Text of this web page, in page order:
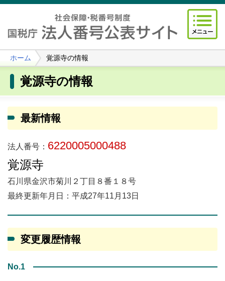
ホーム 覚源寺の情報
覚源寺の情報
最新情報
法人番号： 6220005000488
覚源寺
石川県金沢市菊川２丁目８番１８号
最終更新年月日：平成27年11月13日
変更履歴情報
No.1